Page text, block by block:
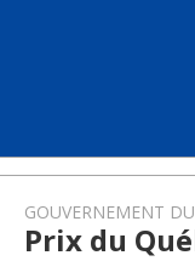
GOUVERNEMENT
Prix du